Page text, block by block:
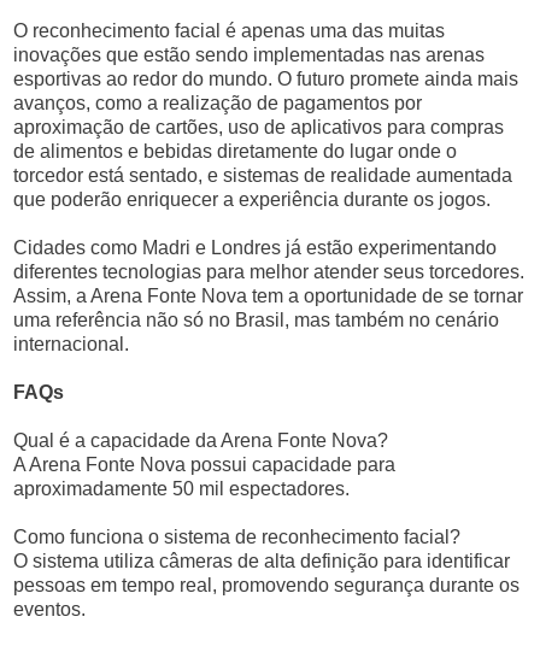
O reconhecimento facial é apenas uma das muitas
inovações que estão sendo implementadas nas arenas
esportivas ao redor do mundo. O futuro promete ainda mais
avanços, como a realização de pagamentos por
aproximação de cartões, uso de aplicativos para compras
de alimentos e bebidas diretamente do lugar onde o
torcedor está sentado, e sistemas de realidade aumentada
que poderão enriquecer a experiência durante os jogos.
Cidades como Madri e Londres já estão experimentando
diferentes tecnologias para melhor atender seus torcedores.
Assim, a Arena Fonte Nova tem a oportunidade de se tornar
uma referência não só no Brasil, mas também no cenário
internacional.
FAQs
Qual é a capacidade da Arena Fonte Nova?
A Arena Fonte Nova possui capacidade para
aproximadamente 50 mil espectadores.
Como funciona o sistema de reconhecimento facial?
O sistema utiliza câmeras de alta definição para identificar
pessoas em tempo real, promovendo segurança durante os
eventos.